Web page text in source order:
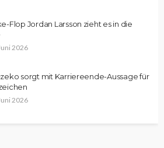
Flop Jordan Larsson zieht es in die
2026
sorgt mit Karriereende-Aussage für
2026